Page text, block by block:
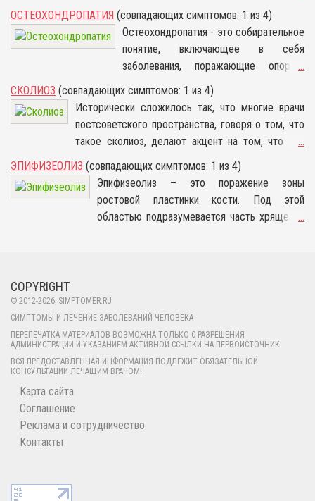
выделения синовиальной
жидкости в суставе.
Согласно медицинской
статистике, женщины
склонны болеть
коксартрозом чаще
мужчин. Он поражает
один или два
При этом заболевании
нарушается питание
хрящевой ткани, что
вызывает её
недуга является боль в
паховой области.
аномалий развития.
Недоразвитие или дисплазия
тазобедренного сустава носит
как односторонний, так и
двусторонний характер.
Причины развития патологии до
конца не изучены, но
клиницистам известен широкий
спектр предрасполагающих
факторов, который может
выступать в качестве
провокатора недуга, начиная от
ОСТЕОХОНДРОПАТИЯ (совпадающих симптомов: 1 из 4)
Остеохондропатия - это собирательное
понятие, включающее в себя
заболевания, поражающие опорно-
двигательную систему, на фоне
происходит деформация и некроз
поражённого сегмента. Примечательно
то, что такие патологии наиболее часто
встречаются у детей и подростков.
...
СКОЛИОЗ (совпадающих симптомов: 1 из 4)
Исторически сложилось так, что многие врачи
постсоветского пространства, говоря о том, что
такое сколиоз, делают акцент на том, что это
фиксированное или не фиксированное отклонение
позвоночника от своей оси, однако в
современных медицинских энциклопедиях
сколиоз позвоночника определяется как
трехплоскостная боковая деформация основной
...
ЭПИФИЗЕОЛИЗ (совпадающих симптомов: 1 из 4)
Эпифизеолиз – это поражение зоны
ростовой пластинки кости. Под этой
областью подразумевается часть хрящевой
...
COPYRIGHT
© 2012-2026, SIMPTOMER.RU
СИМПТОМЫ И ЛЕЧЕНИЕ ЗАБОЛЕВАНИЙ ЧЕЛОВЕКА
ПЕРЕПЕЧАТКА МАТЕРИАЛОВ ВОЗМОЖНА ТОЛЬКО С РАЗРЕШЕНИЯ
АДМИНИСТРАЦИИ И УКАЗАНИЕМ АКТИВНОЙ ССЫЛКИ НА ПЕРВОИСТОЧНИК.
ВСЯ ПРЕДОСТАВЛЕННАЯ ИНФОРМАЦИЯ ПОДЛЕЖИТ ОБЯЗАТЕЛЬНОЙ
КОНСУЛЬТАЦИИ ЛЕЧАЩИМ ВРАЧОМ!
Карта сайта
Соглашение
Реклама и сотрудничество
Контакты